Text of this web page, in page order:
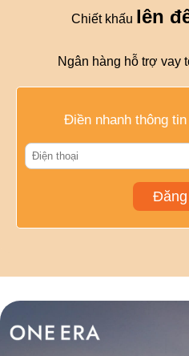
Chiết khấu lên
Ngân hàng hỗ trợ vay
Điền nhanh thông